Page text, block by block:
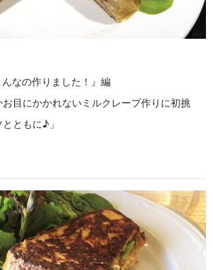
なの作りました！』編
お目にかかれないミルクレープ作りに初挑
ともに♪」